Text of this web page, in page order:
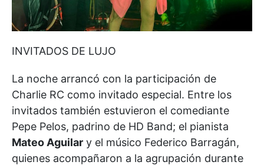
INVITADOS DE LUJO
La noche arrancó con la participación de
Charlie RC como invitado especial. Entre los
invitados también estuvieron el comediante
Pepe Pelos, padrino de HD Band; el pianista
Mateo Aguilar y el músico Federico Barragán,
quienes acompañaron a la agrupación durante